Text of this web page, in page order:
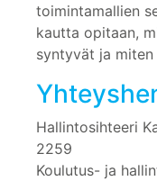
toimintamallien
kautta opitaan,
syntyvät ja
Hallintosihteeri
2259
Koulutus- ja